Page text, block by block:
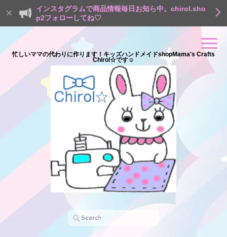
インスタグラムで商品情報毎日お知ら中。chirol.sho
p2フォローしてね♡
忙しいママの代わりに作ります！キッズハンドメイドshopMama's Crafts
Chirol☆です☺